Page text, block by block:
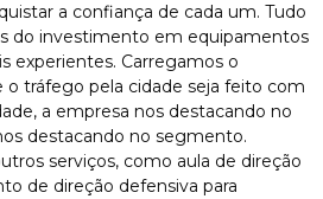
a confiança de cada um. Tudo
do investimento em equipamentos
experientes. Carregamos o
tráfego pela cidade seja feito com
a empresa nos destacando no
destacando no segmento.
serviços, como aula de direção
de direção defensiva para